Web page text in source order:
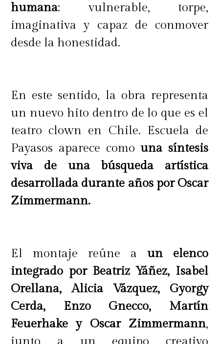
humana: vulnerable, torpe,
imaginativa y capaz de conmover
desde la honestidad.
En este sentido, la obra representa
un nuevo hito dentro de lo que es el
teatro clown en Chile. Escuela de
Payasos aparece comouna síntesis
viva de una búsqueda artística
desarrollada durante años por Oscar
Zimmermann.
El montaje reúne a un elenco
integrado por Beatriz Yáñez, Isabel
Orellana, Alicia Vázquez, Gyorgy
Cerda, Enzo Gnecco, Martín
Feuerhake y Oscar Zimmermann,